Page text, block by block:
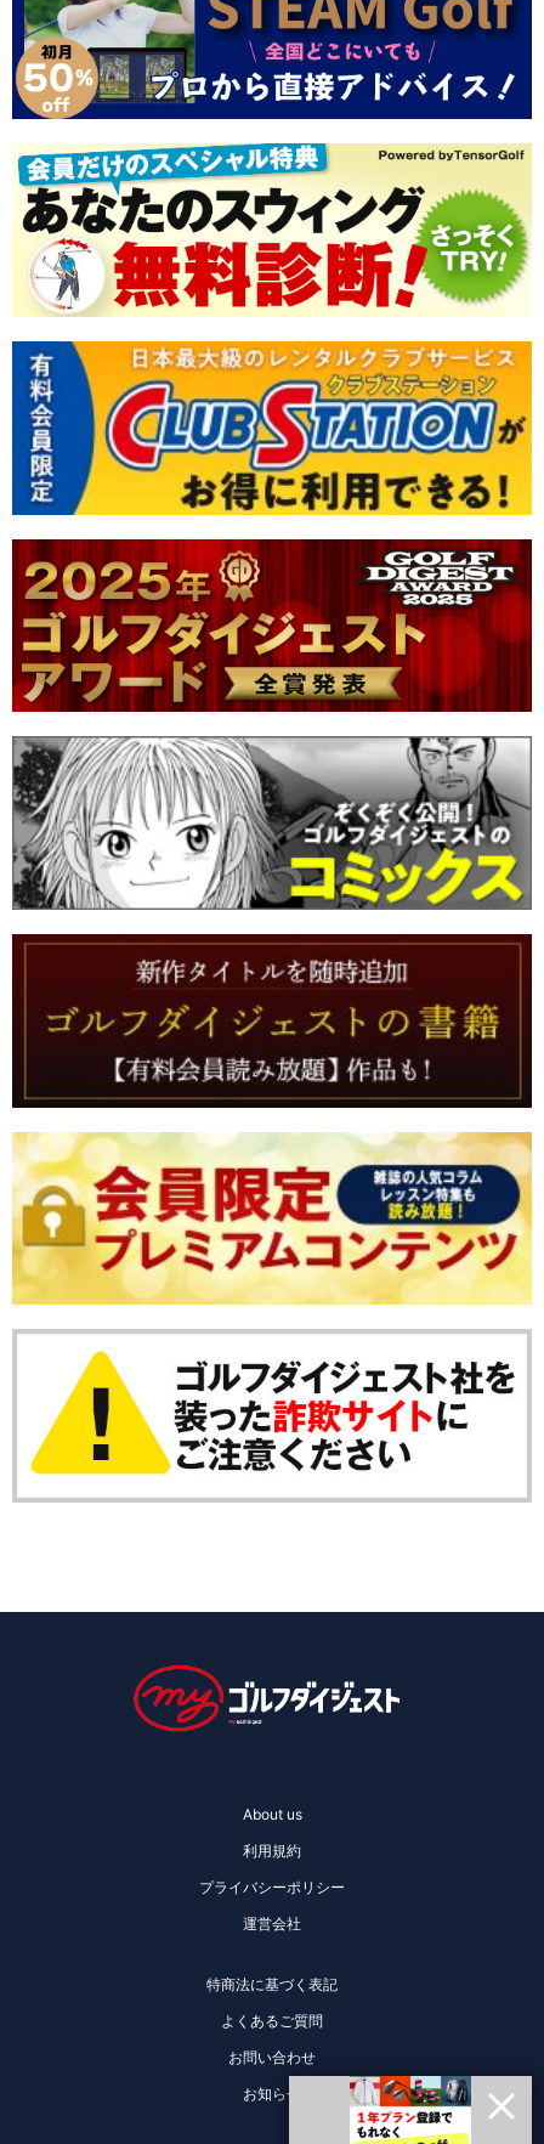
About us
利用規約
プライバシーポリシー
運営会社
特商法に基づく表記
よくあるご質問
お問い合わせ
お知らせ